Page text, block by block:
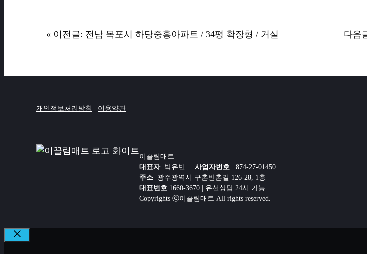
« 이전글: 전남 목포시 하당중흥아파트 / 34평 확장형 / 거실 다음
개인정보처리방침 이용약관
이끌림매트
대표자박유빈 | 사업자번호 : 874-27-01450
주소 광주광역시 구촌반촌길 126-28, 1층
대표번호 1660-3670 | 유선상담 24시 가능
Copyrights ⓒ이끌림매트 All rights reserved.